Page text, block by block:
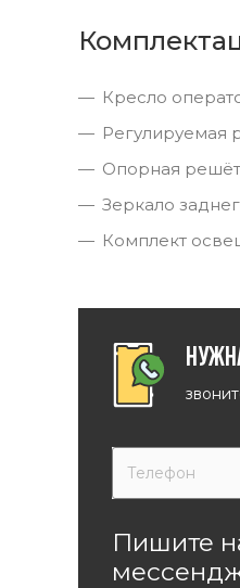
Кресло
Регулируемая
Опорная
Зеркало
Комплект
Пишите